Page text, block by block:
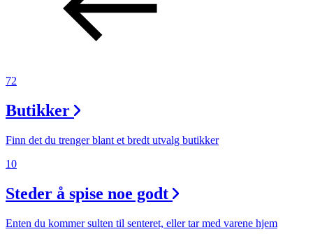
72
Butikker
Finn det du trenger blant et bredt utvalg butikker
10
Steder å spise noe godt
Enten du kommer sulten til senteret, eller tar med varene hjem